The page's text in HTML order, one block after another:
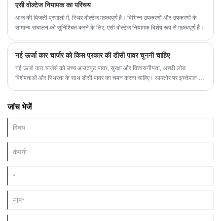
एलईडी प्रकाश स्रोतों और अन्य उत्पादन लाइनों का निर्माण, जिन्हें सटीक नियंत्रण की
आवश्यकता होती है।
एसी वोल्टेज नियामक का परिचय
आज की बिजली प्रणाली में, स्थिर वोल्टेज महत्वपूर्ण है। विभिन्न उपकरणों और उपकरणों के
सामान्य संचालन को सुनिश्चित करने के लिए, एसी वोल्टेज नियामक विशेष रूप से महत्वपूर्ण हैं।
नई ऊर्जा कार चार्जर को किस प्रकार की डीसी पावर चुननी चाहिए
नई ऊर्जा कार चार्जर्स को उच्च आउटपुट पावर, सुरक्षा और विश्वसनीयता, अच्छी लोड
विशेषताओं और स्थिरता के साथ डीसी पावर का चयन करना चाहिए। आमतौर पर इस्तेमाल की
जांच भेजें